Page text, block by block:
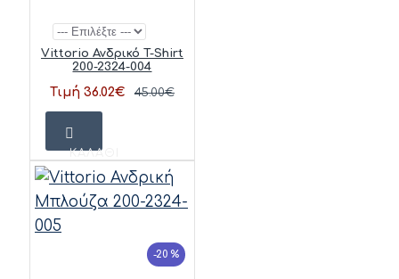
Vittorio Ανδρικό T-Shirt
200-2324-004
Τιμή 36.02€ 45.00€
ΚΑΛΆΘΙ
-20 %